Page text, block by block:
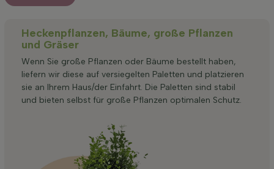
Heckenpflanzen, Bäume, große Pflanzen
und Gräser
Wenn Sie große Pflanzen oder Bäume bestellt haben,
liefern wir diese auf versiegelten Paletten und platzieren
sie an Ihrem Haus/der Einfahrt. Die Paletten sind stabil
und bieten selbst für große Pflanzen optimalen Schutz.